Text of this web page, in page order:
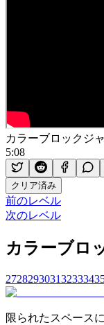
カラーブロックジ
5:08
クリア済み
前のレベル
次のレベル
カラーブロ
2728293031323334
限られたスペース